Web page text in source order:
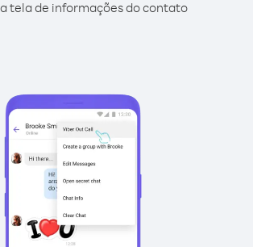
tela de informações do contato